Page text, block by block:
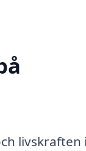
livskraften